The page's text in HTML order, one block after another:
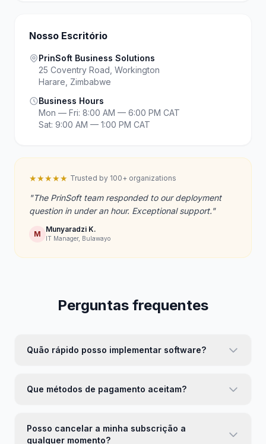
Nosso Escritório
PrinSoft Business Solutions
25 Coventry Road, Workington
Harare, Zimbabwe
Business Hours
Mon — Fri: 8:00 AM — 6:00 PM CAT
Sat: 9:00 AM — 1:00 PM CAT
★★★★★ Trusted by 100+ organizations
"The PrinSoft team responded to our deployment
question in under an hour. Exceptional support."
M Munyaradzi K.
IT Manager, Bulawayo
Perguntas frequentes
Quão rápido posso implementar software?
Que métodos de pagamento aceitam?
Posso cancelar a minha subscrição a
qualquer momento?